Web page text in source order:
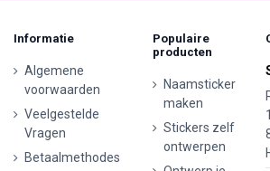
Informatie
Algemene
voorwaarden
Veelgestelde
Vragen
Betaalmethodes
Populaire
producten
Naamsticker
maken
Stickers zelf
ontwerpen